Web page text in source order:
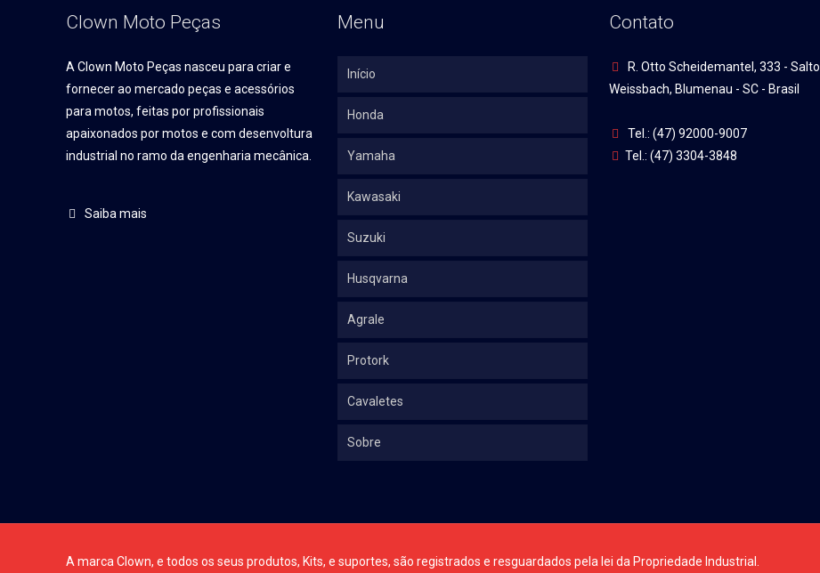
Clown Moto Peças
A Clown Moto Peças nasceu para criar e
fornecer ao mercado peças e acessórios
para motos, feitas por profissionais
apaixonados por motos e com desenvoltura
industrial no ramo da engenharia mecânica.
Saiba mais
Menu
Início
Honda
Yamaha
Kawasaki
Suzuki
Husqvarna
Agrale
Protork
Cavaletes
Sobre
Contato
R. Otto Scheidemantel, 333 - Salto
Weissbach, Blumenau - SC - Brasil
Tel.: (47) 92000-9007
Tel.: (47) 3304-3848
A marca Clown, e todos os seus produtos, Kits, e suportes, são registrados e resguardados pela lei da Propriedade Industrial.